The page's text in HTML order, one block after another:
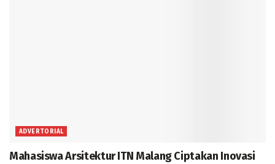
ADVERTORIAL
Mahasiswa Arsitektur ITN Malang Ciptakan Inovasi